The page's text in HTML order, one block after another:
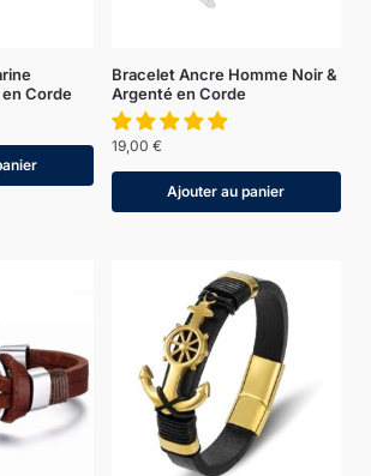
en Corde
Bracelet Ancre Homme Noir &
Argenté en Corde
19,00 €
Ajouter au panier